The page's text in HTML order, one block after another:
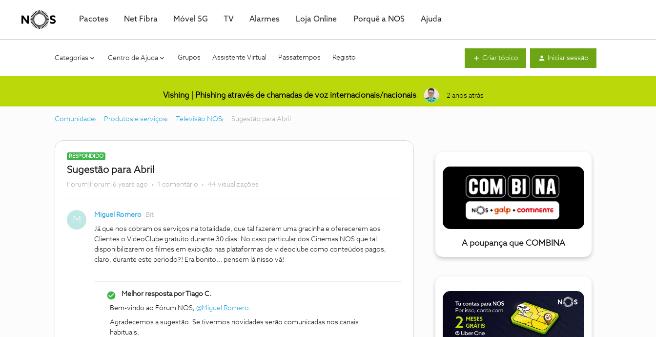
Pacotes Net Fibra Móvel 5G TV Alarmes Loja Online Porquê a NOS Ajuda
Categorias Centro de Ajuda Grupos Assistente Virtual Passatempos Registo Criar tópico Iniciar sessão
Vishing | Phishing através de chamadas de voz internacionais/nacionais 2 anos atrás
Comunidade Produtos e serviços Televisão NOS Sugestão para Abril
RESPONDIDO
Sugestão para Abril
Forum|Forum|6 years ago 1 comentário 44 visualizações
M Miguel Romero Bit
Já que nos cobram os serviços na totalidade, que tal fazerem uma gracinha e oferecerem aos
Clientes o VideoClube gratuito durante 30 dias. No caso particular dos Cinemas NOS que tal
disponibilizarem os filmes em exibição nas plataformas de videoclube como conteúdos pagos,
claro, durante este periodo?! Era bonito... pensem lá nisso vá!
Melhor resposta porTiago C.
Bem-vindo ao Fórum NOS, @Miguel Romero.
Agradecemos a sugestão. Se tivermos novidades serão comunicadas nos canais
habituais.
A poupança que COMBINA